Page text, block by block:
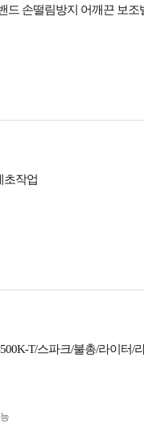
드 손떨림방지 어깨끈 보조
초작업
T/스파크/불총/라이터/